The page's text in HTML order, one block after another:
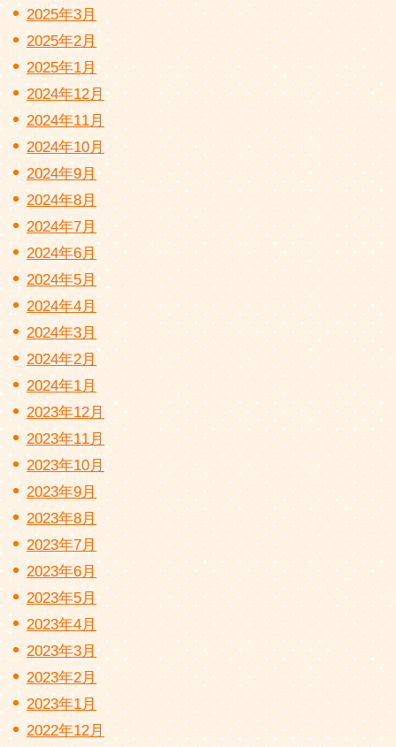
2025年3月
2025年2月
2025年1月
2024年12月
2024年11月
2024年10月
2024年9月
2024年8月
2024年7月
2024年6月
2024年5月
2024年4月
2024年3月
2024年2月
2024年1月
2023年12月
2023年11月
2023年10月
2023年9月
2023年8月
2023年7月
2023年6月
2023年5月
2023年4月
2023年3月
2023年2月
2023年1月
2022年12月